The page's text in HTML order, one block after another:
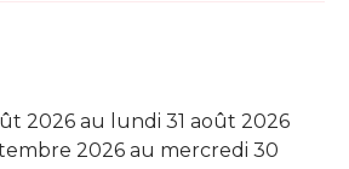
2026 au lundi 31 août 2026
2026 au mercredi 30